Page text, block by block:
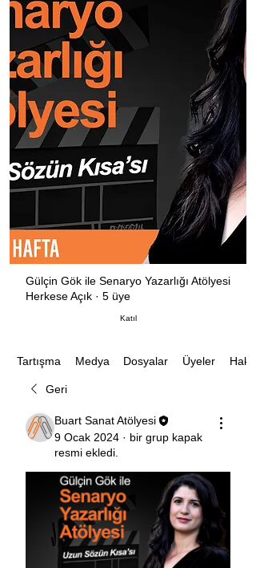
Gülçin Gök ile Senaryo Yazarlığı Atölyesi
Herkese Açık · 5 üye
Katıl
Tartışma Medya Dosyalar Üyeler
Geri
Buart Sanat Atölyesi
9 Ocak 2024 · bir grup kapak
resmi ekledi.